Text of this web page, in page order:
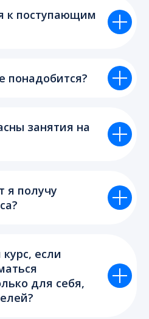
к поступающим
понадобится?
занятия на
я получу
если
для себя,